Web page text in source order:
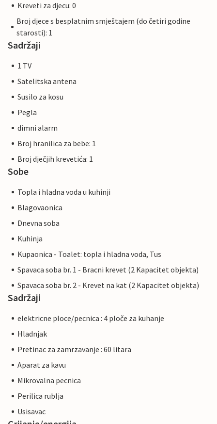
Kreveti za djecu: 0
Broj djece s besplatnim smještajem (do četiri godine
starosti): 1
Sadržaji
1 TV
Satelitska antena
Susilo za kosu
Pegla
dimni alarm
Broj hranilica za bebe: 1
Broj dječjih krevetića: 1
Sobe
Topla i hladna voda u kuhinji
Blagovaonica
Dnevna soba
Kuhinja
Kupaonica - Toalet: topla i hladna voda, Tus
Spavaca soba br. 1 - Bracni krevet (2 Kapacitet objekta)
Spavaca soba br. 2 - Krevet na kat (2 Kapacitet objekta)
Sadržaji
elektricne ploce/pecnica : 4 ploče za kuhanje
Hladnjak
Pretinac za zamrzavanje : 60 litara
Aparat za kavu
Mikrovalna pecnica
Perilica rublja
Usisavac